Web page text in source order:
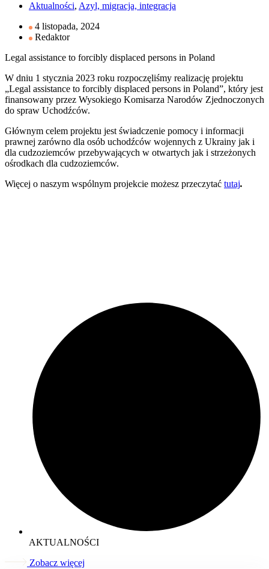
Aktualności, Azyl, migracja, integracja
4 listopada, 2024
Redaktor
Legal assistance to forcibly displaced persons in Poland
W dniu 1 stycznia 2023 roku rozpoczęliśmy realizację projektu
„Legal assistance to forcibly displaced persons in Poland”, który jest
finansowany przez Wysokiego Komisarza Narodów Zjednoczonych
do spraw Uchodźców.
Głównym celem projektu jest świadczenie pomocy i informacji
prawnej zarówno dla osób uchodźców wojennych z Ukrainy jak i
dla cudzoziemców przebywających w otwartych jak i strzeżonych
ośrodkach dla cudzoziemców.
Więcej o naszym wspólnym projekcie możesz przeczytać tutaj.
AKTUALNOŚCI
Zobacz więcej